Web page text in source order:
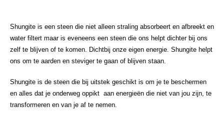
Shungite is een steen die niet alleen straling absorbeert en afbreekt en
water filtert maar is eveneens een steen die ons helpt dichter bij ons
zelf te blijven of te komen. Dichtbij onze eigen energie. Shungite helpt
ons om te aarden en steviger te gaan of blijven staan.
Shungite is de steen die bij uitstek geschikt is om je te beschermen
en alles dat je onderweg oppikt aan energieën die niet van jou zijn, te
transformeren en van je af te nemen.